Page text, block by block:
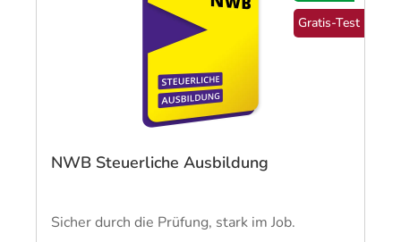
Gratis-Test
NWB Steuerliche Ausbildung
Sicher durch die Prüfung, stark im Job.